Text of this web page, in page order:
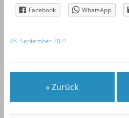
Facebook
WhatsApp
28. September 2021
« Zurück